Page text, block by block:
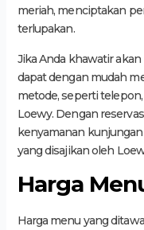
meriah, menciptakan
terlupakan.
Jika Anda khawatir
dapat dengan mudah
metode, seperti
Loewy. Dengan
kenyamanan
yang disajikan oleh
Harga
Harga menu yang